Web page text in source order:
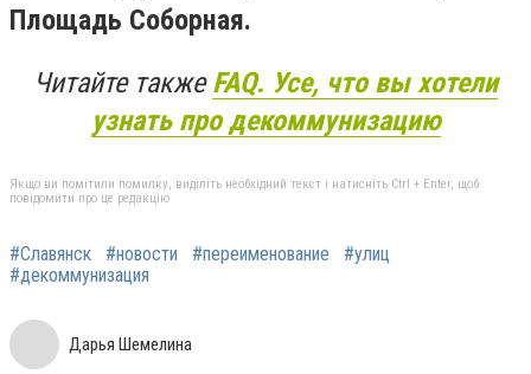
Площадь Соборная.
Читайте такжеFAQ. Усе, что вы хотели
узнать про декоммунизацию
Якщо ви помітили помилку, виділіть необхідний текст і натисніть Ctrl + Enter, щоб
повідомити про це редакцію
#Славянск #новости #переименование
#улиц
#декоммунизация
Дарья Шемелина